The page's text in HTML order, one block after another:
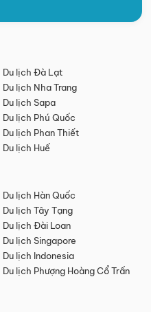
Du lịch Đà Lạt
Du lịch Nha Trang
Du lịch Sapa
Du lịch Phú Quốc
Du lịch Phan Thiết
Du lịch Huế
Du lịch Hàn Quốc
Du lịch Tây Tạng
Du lịch Đài Loan
Du lịch Singapore
Du lịch Indonesia
Du lịch Phượng Hoàng Cổ Trấn